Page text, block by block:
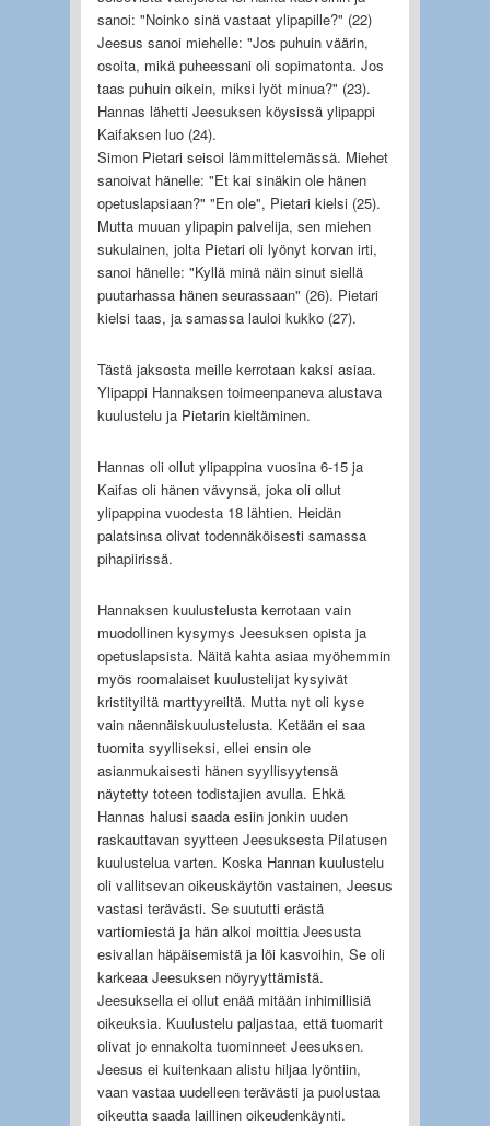
sanoi: "Noinko sinä vastaat ylipapille?" (22)
Jeesus sanoi miehelle: "Jos puhuin väärin,
osoita, mikä puheessani oli sopimatonta. Jos
taas puhuin oikein, miksi lyöt minua?" (23).
Hannas lähetti Jeesuksen köysissä ylipappi
Kaifaksen luo (24).
Simon Pietari seisoi lämmittelemässä. Miehet
sanoivat hänelle: "Et kai sinäkin ole hänen
opetuslapsiaan?" "En ole", Pietari kielsi (25).
Mutta muuan ylipapin palvelija, sen miehen
sukulainen, jolta Pietari oli lyönyt korvan irti,
sanoi hänelle: "Kyllä minä näin sinut siellä
puutarhassa hänen seurassaan" (26). Pietari
kielsi taas, ja samassa lauloi kukko (27).
Tästä jaksosta meille kerrotaan kaksi asiaa.
Ylipappi Hannaksen toimeenpaneva alustava
kuulustelu ja Pietarin kieltäminen.
Hannas oli ollut ylipappina vuosina 6-15 ja
Kaifas oli hänen vävynsä, joka oli ollut
ylipappina vuodesta 18 lähtien. Heidän
palatsinsa olivat todennäköisesti samassa
pihapiirissä.
Hannaksen kuulustelusta kerrotaan vain
muodollinen kysymys Jeesuksen opista ja
opetuslapsista. Näitä kahta asiaa myöhemmin
myös roomalaiset kuulustelijat kysyivät
kristityiltä marttyyreiltä. Mutta nyt oli kyse
vain näennäiskuulustelusta. Ketään ei saa
tuomita syylliseksi, ellei ensin ole
asianmukaisesti hänen syyllisyytensä
näytetty toteen todistajien avulla. Ehkä
Hannas halusi saada esiin jonkin uuden
raskauttavan syytteen Jeesuksesta Pilatusen
kuulustelua varten. Koska Hannan kuulustelu
oli vallitsevan oikeuskäytön vastainen, Jeesus
vastasi terävästi. Se suututti erästä
vartiomiestä ja hän alkoi moittia Jeesusta
esivallan häpäisemistä ja löi kasvoihin, Se oli
karkeaa Jeesuksen nöyryyttämistä.
Jeesuksella ei ollut enää mitään inhimillisiä
oikeuksia. Kuulustelu paljastaa, että tuomarit
olivat jo ennakolta tuominneet Jeesuksen.
Jeesus ei kuitenkaan alistu hiljaa lyöntiin,
vaan vastaa uudelleen terävästi ja puolustaa
oikeutta saada laillinen oikeudenkäynti.